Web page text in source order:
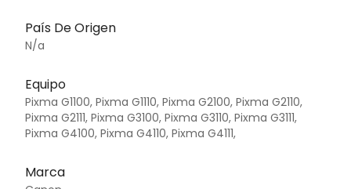
País De Origen
N/a
Equipo
Pixma G1100, Pixma G1110, Pixma G2100, Pixma G2110,
Pixma G2111, Pixma G3100, Pixma G3110, Pixma G3111,
Pixma G4100, Pixma G4110, Pixma G4111,
Marca